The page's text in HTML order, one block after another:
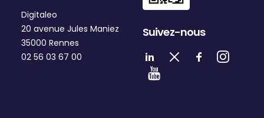
Digitaleo
20 avenue Jules Maniez
35000 Rennes
02 56 03 67 00
Suivez-nous